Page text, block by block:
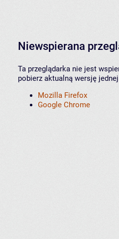
Niewspierana
Ta przeglądarka nie jest
pobierz aktualną wersję
Mozilla Firefox
Google Chrome